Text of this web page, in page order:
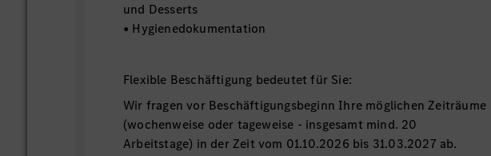
und Desserts
• Hygienedokumentation
Flexible Beschäftigung bedeutet für Sie:
Wir fragen vor Beschäftigungsbeginn Ihre möglichen Zeiträume
(wochenweise oder tageweise - insgesamt mind. 20
Arbeitstage) in der Zeit vom 01.10.2026 bis 31.03.2027 ab.